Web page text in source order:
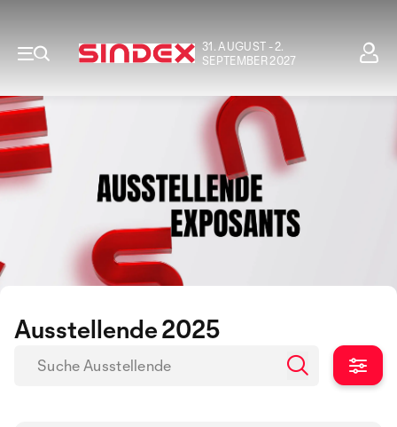
31. AUGUST - 2.
SEPTEMBER 2027
Ausstellende 2025